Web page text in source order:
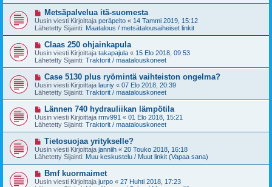
tv
e
s
t
U
u
s
i
e
s
t
Metsäpalvelua itä-suomesta
Uusin viesti Kirjoittaja peräpelto « 14 Tammi 2019, 15:12
Lähetetty Sijainti: Maatalous / metsätalousaiheiset linkit
U
u
s
i
e
s
t
Claas 250 ohjainkapula
Uusin viesti Kirjoittaja takapajula « 15 Elo 2018, 09:53
Lähetetty Sijainti: Traktorit / maatalouskoneet
U
u
s
i
v
e
s
t
Case 5130 plus ryömintä vaihteiston ongelma?
Uusin viesti Kirjoittaja lauriy « 07 Elo 2018, 20:39
Lähetetty Sijainti: Traktorit / maatalouskoneet
U
u
s
i
v
e
s
t
Lännen 740 hydrauliikan lämpötila
Uusin viesti Kirjoittaja rmv991 « 01 Elo 2018, 15:21
Lähetetty Sijainti: Traktorit / maatalouskoneet
U
u
s
i
v
e
Tietosuojaa yritykselle?
Uusin viesti Kirjoittaja janniih « 20 Touko 2018, 16:18
Lähetetty Sijainti: Muu keskustelu / Muut linkit (Vapaa sana)
U
u
Bmf kuormaimet
Uusin viesti Kirjoittaja jurpo « 27 Huhti 2018, 17:23